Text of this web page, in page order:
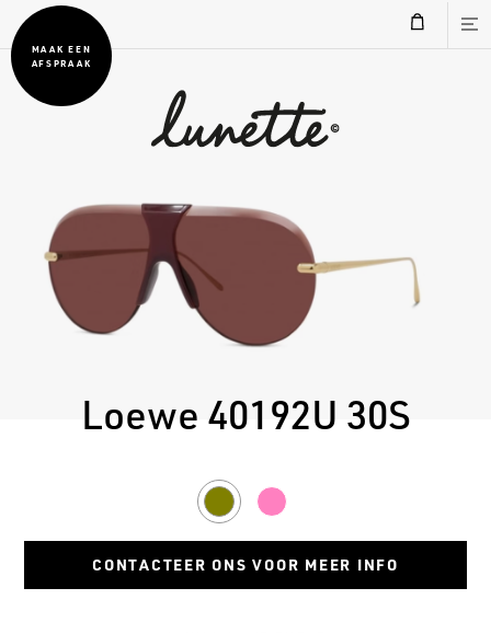
MAAK EEN
AFSPRAAK
Loewe 40192U 30S
Gold Pink
CONTACTEER ONS VOOR MEER INFO